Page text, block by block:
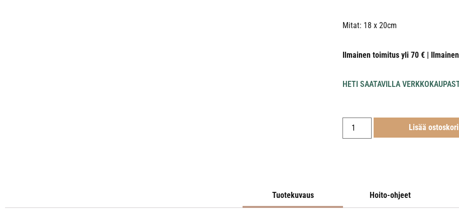
Mitat: 18 x 20cm
Ilmainen toimitus yli 70 € |
HETI SAATAVILLA
Lisää
Tuotekuvaus Hoito-ohjeet